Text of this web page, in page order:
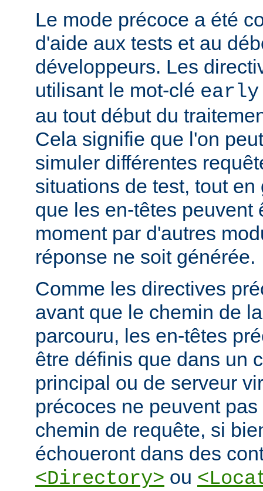
Le mode précoce a été
d'aide aux tests et au
développeurs. Les
utilisant le mot-clé early
au tout début du
Cela signifie que l'on
simuler différentes
situations de test, tout
que les en-têtes peuvent
moment par d'autres
réponse ne soit générée.
Comme les directives
avant que le chemin de
parcouru, les en-têtes
être définis que dans un
principal ou de serveur
précoces ne peuvent
chemin de requête, si
échoueront dans des
<Directory> ou